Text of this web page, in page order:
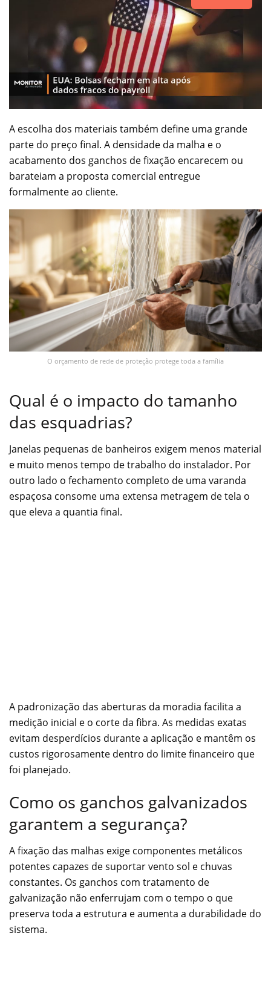
A escolha dos materiais também define uma grande
parte do preço final. A densidade da malha e o
acabamento dos ganchos de fixação encarecem ou
barateiam a proposta comercial entregue
formalmente ao cliente.
O orçamento de rede de proteção protege toda a família
Qual é o impacto do tamanho
das esquadrias?
Janelas pequenas de banheiros exigem menos material
e muito menos tempo de trabalho do instalador. Por
outro lado o fechamento completo de uma varanda
espaçosa consome uma extensa metragem de tela o
que eleva a quantia final.
A padronização das aberturas da moradia facilita a
medição inicial e o corte da fibra. As medidas exatas
evitam desperdícios durante a aplicação e mantêm os
custos rigorosamente dentro do limite financeiro que
foi planejado.
Como os ganchos galvanizados
garantem a segurança?
A fixação das malhas exige componentes metálicos
potentes capazes de suportar vento sol e chuvas
constantes. Os ganchos com tratamento de
galvanização não enferrujam com o tempo o que
preserva toda a estrutura e aumenta a durabilidade do
sistema.